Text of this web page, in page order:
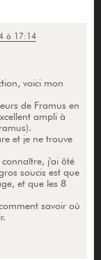
à 17:14
voici mon
de Framus en
ampli à
et je ne trouve
j'ai ôté
soucis est que
et que les 8
savoir où